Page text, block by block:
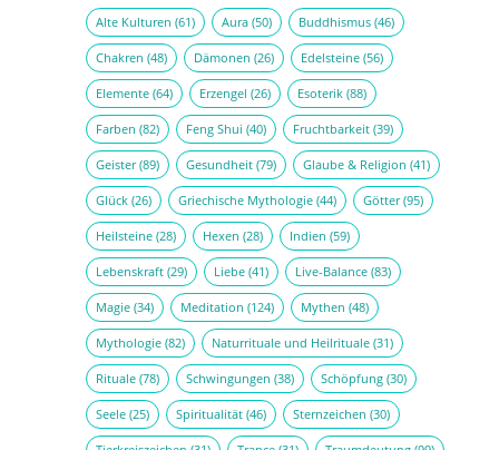
Alte Kulturen (61) Aura(50) Buddhismus(46)
Chakren (48) Dämonen (26) Edelsteine(56)
Elemente(64) Erzengel (26) Esoterik(88)
Farben (82) Feng Shui (40) Fruchtbarkeit(39)
Geister(89) Gesundheit(79) Glaube & Religion (41)
Glück(26) Griechische Mythologie(44) Götter(95)
Heilsteine(28) Hexen (28) Indien (59)
Lebenskraft(29) Liebe(41) Live-Balance(83)
Magie(34) Meditation (124) Mythen (48)
Mythologie(82) Naturrituale und Heilrituale(31)
Rituale(78) Schwingungen (38) Schöpfung(30)
Seele(25) Spiritualität(46) Sternzeichen (30)